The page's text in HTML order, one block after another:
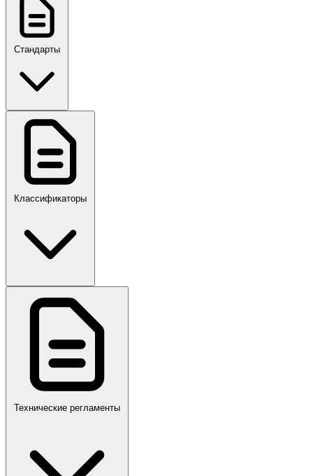
Стандарты
ГОСТ, ГОСТ Р, ПНСТ
ПР,Р,ПМГ,РМГ
Классификаторы
Технические регламенты